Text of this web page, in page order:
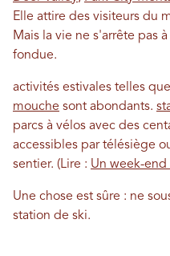
Elle attire des visiteurs du
Mais la vie ne s'arrête pas
fondue.
activités estivales telles que
mouche sont abondants.
parcs à vélos avec des
accessibles par télésiège
sentier. (Lire : Un week-end
Une chose est sûre : ne
station de ski.